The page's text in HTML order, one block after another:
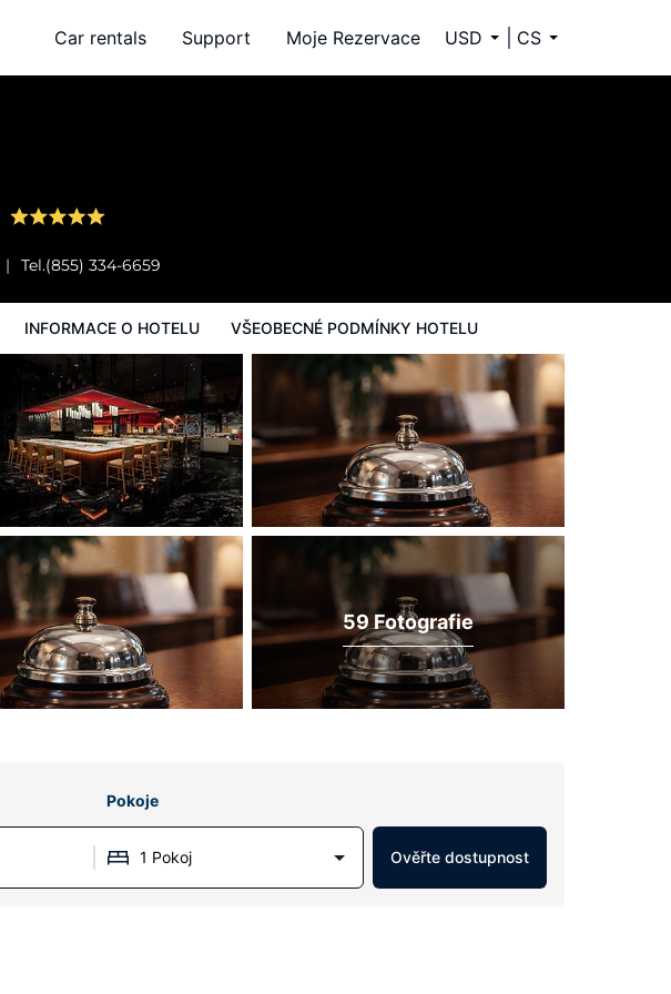
Car rentals Support Moje Rezervace USD CS
Tel.(855) 334-6659
INFORMACE O HOTELU VŠEOBECNÉ PODMÍNKY HOTELU
Všeobecné podmínky hotelu
59 Fotografie
Pokoje
1 Pokoj Ověřte dostupnost